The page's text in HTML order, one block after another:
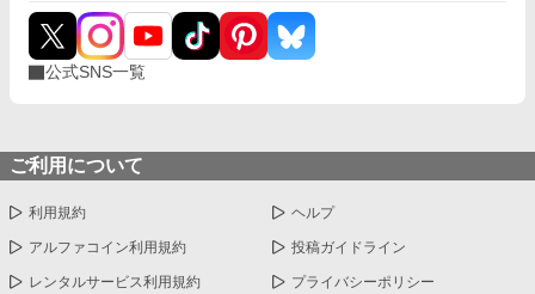
公式SNS一覧
ご利用について
利用規約 ヘルプ
アルファコイン利用規約 投稿ガイドライン
レンタルサービス利用規約 プライバシーポリシー